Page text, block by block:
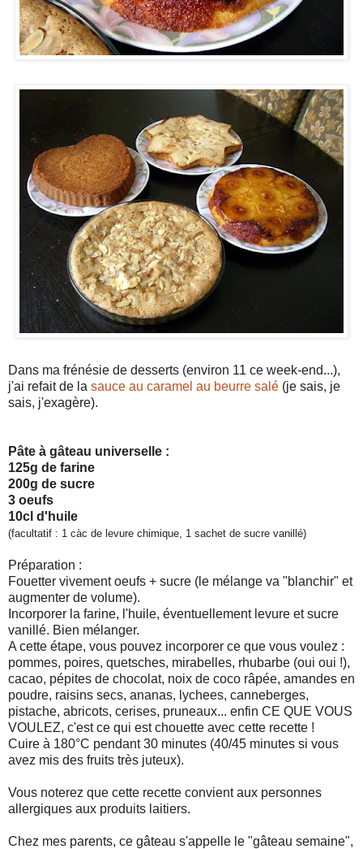
Dans ma frénésie de desserts (environ 11 ce week-end...),
j'ai refait de la sauce au caramel au beurre salé (je sais, je
sais, j'exagère).
Pâte à gâteau universelle :
125g de farine
200g de sucre
3 oeufs
10cl d'huile
(facultatif : 1 càc de levure chimique, 1 sachet de sucre vanillé)
Préparation :
Fouetter vivement oeufs + sucre (le mélange va "blanchir" et
augmenter de volume).
Incorporer la farine, l'huile, éventuellement levure et sucre
vanillé. Bien mélanger.
A cette étape, vous pouvez incorporer ce que vous voulez :
pommes, poires, quetsches, mirabelles, rhubarbe (oui oui !),
cacao, pépites de chocolat, noix de coco râpée, amandes en
poudre, raisins secs, ananas, lychees, canneberges,
pistache, abricots, cerises, pruneaux... enfin CE QUE VOUS
VOULEZ, c'est ce qui est chouette avec cette recette !
Cuire à 180°C pendant 30 minutes (40/45 minutes si vous
avez mis des fruits très juteux).
Vous noterez que cette recette convient aux personnes
allergiques aux produits laitiers.
Chez mes parents, ce gâteau s'appelle le "gâteau semaine",